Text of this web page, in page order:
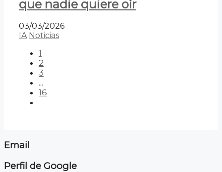
que nadie quiere oír
03/03/2026
IA Noticias
1
2
3
...
16
Email
Perfil de Google